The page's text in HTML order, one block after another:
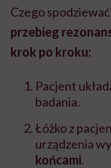
Czego
przebieg
krok po kroku:
Pacjent
badania.
Łóżko z
urządzenia
końcami.